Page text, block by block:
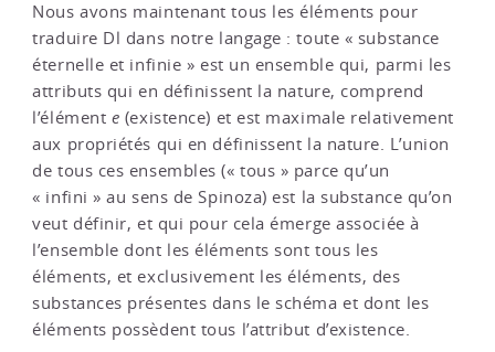
Nous avons maintenant tous les éléments pour
traduire Dl dans notre langage : toute « substance
éternelle et infinie » est un ensemble qui, parmi les
attributs qui en définissent la nature, comprend
l’élément e (existence) et est maximale relativement
aux propriétés qui en définissent la nature. L’union
de tous ces ensembles (« tous » parce qu’un
« infini » au sens de Spinoza) est la substance qu’on
veut définir, et qui pour cela émerge associée à
l’ensemble dont les éléments sont tous les
éléments, et exclusivement les éléments, des
substances présentes dans le schéma et dont les
éléments possèdent tous l’attribut d’existence.